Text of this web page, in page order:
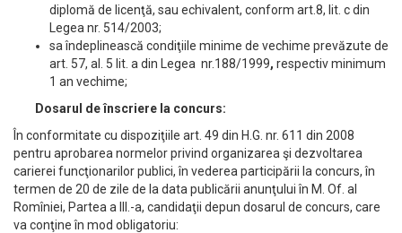
diplomă de licenţă, sau echivalent, conform art.8, lit. c din
Legea nr. 514/2003;
sa îndeplinească condiţiile minime de vechime prevăzute de
art. 57, al. 5 lit. a din Legea nr.188/1999, respectiv minimum
1 an vechime;
Dosarul de înscriere la concurs:
În conformitate cu dispoziţiile art. 49 din H.G. nr. 611 din 2008
pentru aprobarea normelor privind organizarea şi dezvoltarea
carierei funcţionarilor publici, în vederea participării la concurs, în
termen de 20 de zile de la data publicării anunţului în M. Of. al
Romîniei, Partea a III.-a, candidaţii depun dosarul de concurs, care
va conţine în mod obligatoriu: